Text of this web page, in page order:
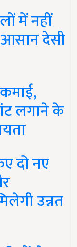
में नहीं
देसी
लगाने के
दो नए
उन्नत